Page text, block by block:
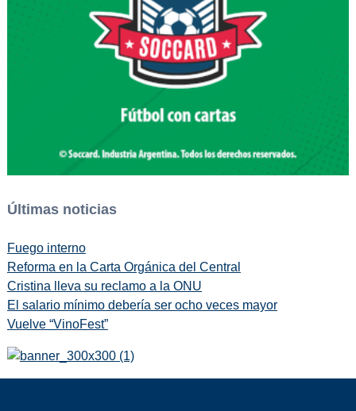
Últimas noticias
Fuego interno
Reforma en la Carta Orgánica del Central
Cristina lleva su reclamo a la ONU
El salario mínimo debería ser ocho veces mayor
Vuelve “VinoFest”